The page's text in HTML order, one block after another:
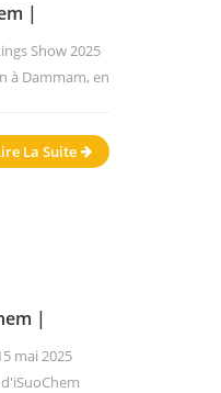
|
Show 2025
à Dammam, en
La Suite
|
mai 2025